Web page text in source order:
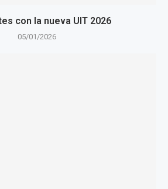
con la nueva UIT 2026
05/01/2026